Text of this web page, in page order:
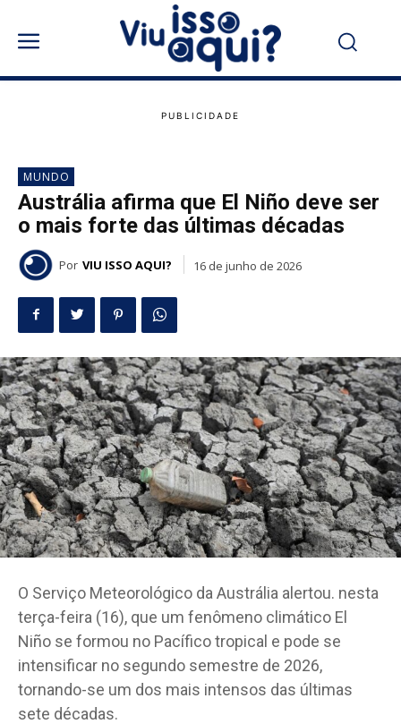
MUNDO
Austrália afirma que El Niño deve ser
o mais forte das últimas décadas
Por VIU ISSO AQUI? 16 de junho de 2026
O Serviço Meteorológico da Austrália alertou. nesta
terça-feira (16), que um fenômeno climático El
Niño se formou no Pacífico tropical e pode se
intensificar no segundo semestre de 2026,
tornando-se um dos mais intensos das últimas
sete décadas.